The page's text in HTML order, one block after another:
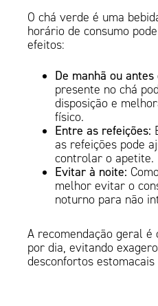
O chá verde é uma
horário de consumo
efeitos:
De manhã ou
presente no chá
disposição e
físico.
Entre as refeições:
as refeições pode
controlar o apetite.
Evitar à noite:
melhor evitar o
noturno para não
A recomendação geral
por dia, evitando
desconfortos estomacais